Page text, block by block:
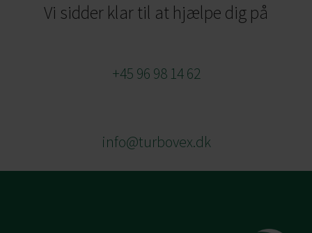
Vi sidder klar til at hjælpe dig på
+45 96 98 14 62
info@turbovex.dk